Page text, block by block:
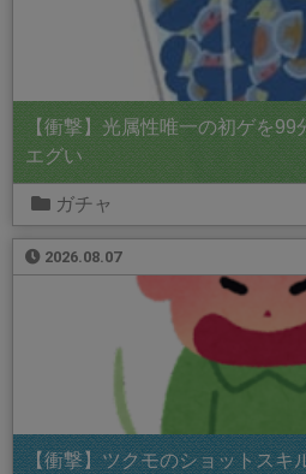
【衝撃】光属性唯一の初ゲを99
エグい
ガチャ
2026.08.07
【衝撃】ツクモのショットスキ